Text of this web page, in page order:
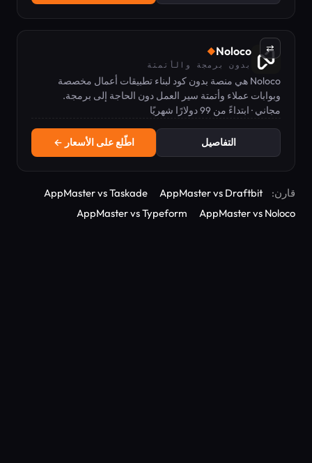
⇄
Noloco
◆
بدون برمجة والأتمتة
Noloco هي منصة بدون كود لبناء تطبيقات أعمال مخصصة
وبوابات عملاء وأتمتة سير العمل دون الحاجة إلى برمجة.
مجاني · ابتداءً من 99 دولارًا شهريًا
التفاصيل اطّلع على الأسعار ←
قارن: AppMaster vs Taskade
AppMaster vs Draftbit
AppMaster vs Typeform
AppMaster vs Noloco